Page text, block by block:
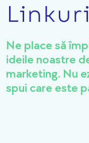
Ne place să
ideile noastre
marketing. Nu
spui care este